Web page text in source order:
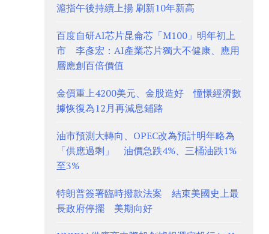
滬指午後持續上揚 刷新10年新高
百度自研AI芯片昆侖芯「M100」明年初上
市 李彥宏：AI產業芯片獨大不健康、應用
層應創百倍價值
金價重上4200美元、金股造好 憧憬經濟數
據恢復為12月再減息鋪路
油市預測大轉向、OPEC改為預計明年略為
「供應過剩」 油價急跌4%、三桶油跌1%
至3%
特朗普簽署臨時撥款法案 結束美國史上最
長政府停擺 美期向好